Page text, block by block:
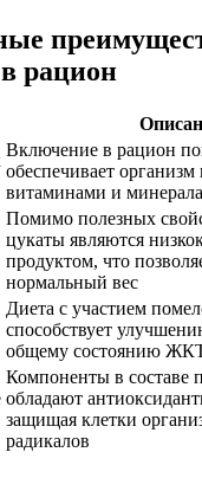
рацион
Включение в рацион
обеспечивает
витаминами и
Помимо полезных
цукаты являются
продуктом, что
нормальный вес
Диета с участием
способствует
общему состоянию
Компоненты в составе
обладают
защищая клетки
радикалов